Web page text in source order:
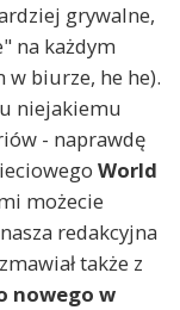
grywalne,
na każdym
w biurze, he he).
niejakiemu
- naprawdę
World
możecie
redakcyjna
także z
nowego w